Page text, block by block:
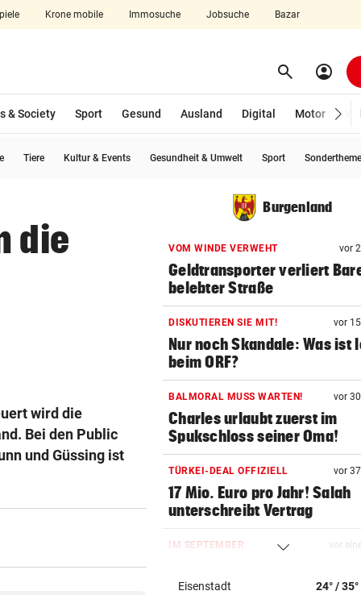
Krone mobile Immosuche Jobsuche Bazar
aufklappen search Suchen
account_circle
& Society Sport Gesund Ausland Digital Motor
Tiere Kultur & Events Gesundheit & Umwelt Sport
die
wird die
Bei den Public
und Güssing ist
Burgenland
VOM WINDE VERWEHT vor
Geldtransporter verliert
belebter Straße
DISKUTIEREN SIE MIT! vor
Nur noch Skandale: Was ist
beim ORF?
BALMORAL MUSS WARTEN! vor
Charles urlaubt zuerst im
Spukschloss seiner Oma!
TÜRKEI-DEAL OFFIZIELL vor
17 Mio. Euro pro Jahr! Salah
unterschreibt Vertrag
IM SEPTEMBER vor
Train“ kommt ins Kino
Eisenstadt 24° / 35°